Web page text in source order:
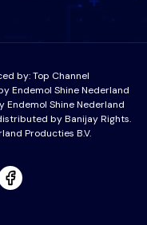
by:Top Channel
Endemol Shine Nederland
Endemol Shine Nederland
by Banijay Rights.
Producties B.V.